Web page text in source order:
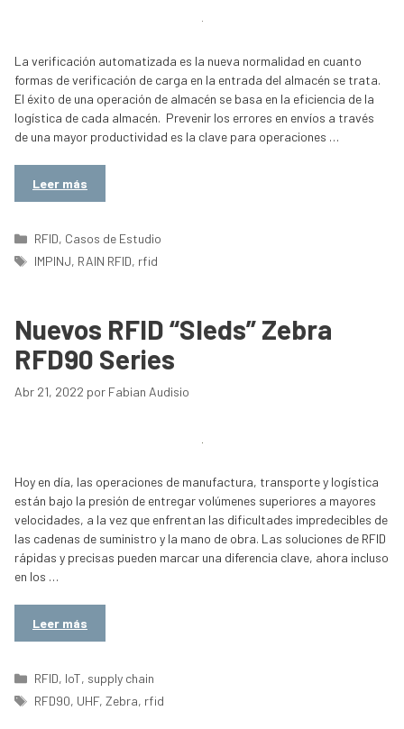
La verificación automatizada es la nueva normalidad en cuanto
formas de verificación de carga en la entrada del almacén se trata.
El éxito de una operación de almacén se basa en la eficiencia de la
logística de cada almacén. Prevenir los errores en envíos a través
de una mayor productividad es la clave para operaciones …
Leer más
Categorías
RFID, Casos de Estudio
Etiquetas
IMPINJ, RAIN RFID, rfid
Nuevos RFID “Sleds” Zebra
RFD90 Series
Abr 21, 2022 por Fabian Audisio
Hoy en día, las operaciones de manufactura, transporte y logística
están bajo la presión de entregar volúmenes superiores a mayores
velocidades, a la vez que enfrentan las dificultades impredecibles de
las cadenas de suministro y la mano de obra. Las soluciones de RFID
rápidas y precisas pueden marcar una diferencia clave, ahora incluso
en los …
Leer más
Categorías
RFID, IoT, supply chain
Etiquetas
RFD90, UHF,Zebra, rfid